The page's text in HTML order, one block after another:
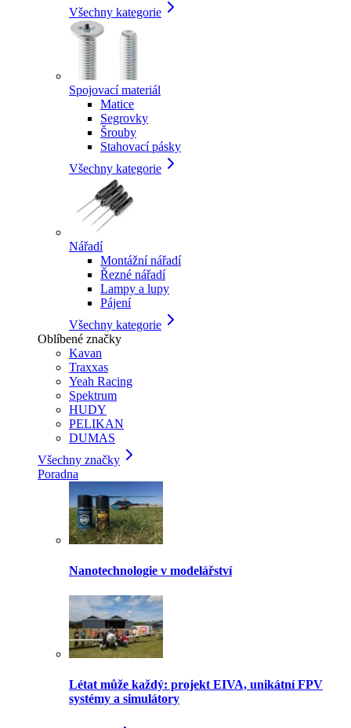
Všechny kategorie
Spojovací materiál
Matice
Segrovky
Šrouby
Stahovací pásky
Všechny kategorie
Nářadí
Montážní nářadí
Řezné nářadí
Lampy a lupy
Pájení
Všechny kategorie
Oblíbené značky
Kavan
Traxxas
Yeah Racing
Spektrum
HUDY
PELIKAN
DUMAS
Všechny značky
Poradna
Nanotechnologie v modelářství
Létat může každý: projekt EIVA, unikátní FPV
systémy a simulátory